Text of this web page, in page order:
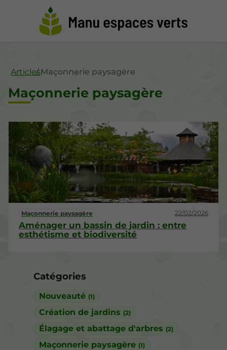
Catégories
Nouveauté (1)
Création de jardins (2)
Élagage et abattage d'arbres (2)
Maçonnerie paysagère (1)
ArticlesMaçonnerie paysagère
Maçonnerie paysagère
Maçonnerie paysagère 22/02/2026
Aménager un bassin de jardin : entre
esthétisme et biodiversité